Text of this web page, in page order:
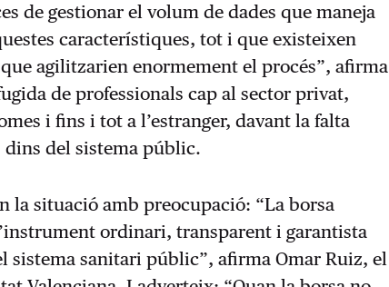
de gestionar el volum de dades que maneja
característiques, tot i que existeixen
agilitzarien enormement el procés”, afirma
de professionals cap al sector privat,
i fins i tot a l’estranger, davant la falta
del sistema públic.
la situació amb preocupació: “La borsa
ordinari, transparent i garantista
sistema sanitari públic”, afirma Omar Ruiz, el